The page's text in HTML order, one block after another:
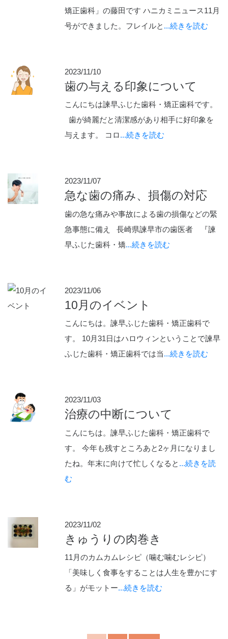
矯正歯科」の藤田です ハニカミニュース11月
号ができました。フレイルと ...続きを読む
2023/11/10
歯の与える印象について
こんにちは諫早ふじた歯科・矯正歯科です。
歯が綺麗だと清潔感があり相手に好印象を
与えます。 コロ...続きを読む
2023/11/07
急な歯の痛み、損傷の対応
歯の急な痛みや事故による歯の損傷などの緊
急事態に備え 長崎県諫早市の歯医者 『諫
早ふじた歯科・矯...続きを読む
2023/11/06
10月のイベント
こんにちは。諫早ふじた歯科・矯正歯科で
す。 10月31日はハロウィンということで諫早
ふじた歯科・矯正歯科では当...続きを読む
2023/11/03
治療の中断について
こんにちは。諫早ふじた歯科・矯正歯科で
す。 今年も残すところあと2ヶ月になりまし
たね。年末に向けて忙しくなると ...続きを読
む
2023/11/02
きゅうりの肉巻き
11月のカムカムレシピ（噛む噛むレシピ）
「美味しく食事をすることは人生を豊かにす
る」がモットー...続きを読む